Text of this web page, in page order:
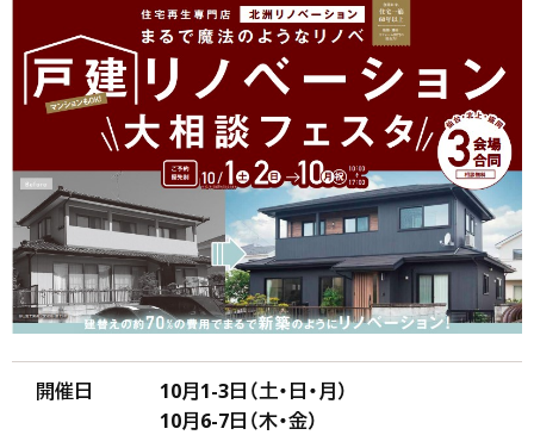
開催日
10月1-3日（土・日・月）
10月6-7日（木・金）